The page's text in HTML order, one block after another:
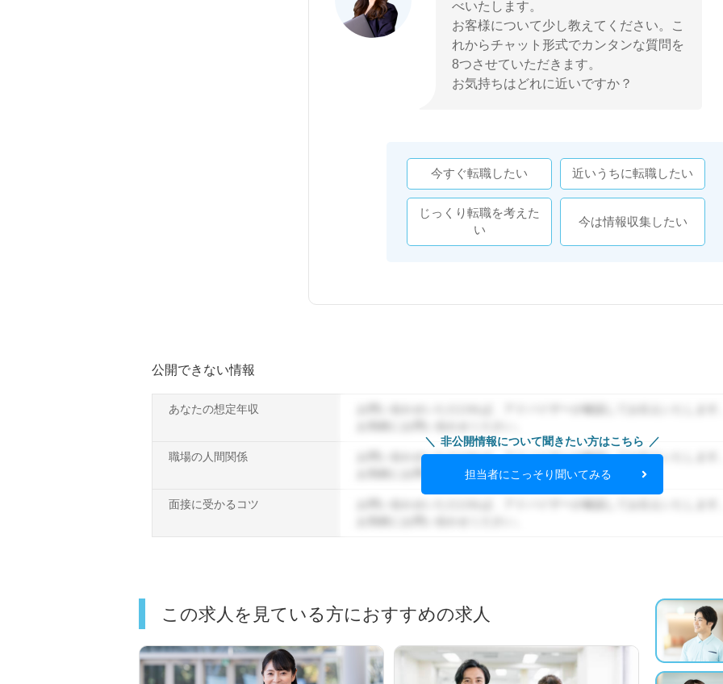
べいたします。
お客様について少し教えてください。こ
れからチャット形式でカンタンな質問を
8つさせていただきます。
お気持ちはどれに近いですか？
今すぐ転職したい 近いうちに転職したい
じっくり転職を考えた
い
今は情報収集したい
公開できない情報
あなたの想定年収
職場の人間関係
お問い合わせいただければ、アドバイザーが確認してお伝えいたします
お気軽にお問い合わせください。
面接に受かるコツ
非公開情報について聞きたい方はこちら
担当者にこっそり聞いてみる
この求人を見ている方におすすめの求人